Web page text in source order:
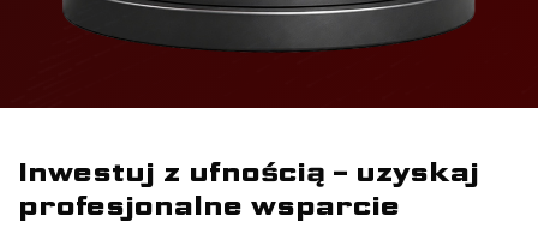
Inwestuj z ufnością – uzyskaj
profesjonalne wsparcie